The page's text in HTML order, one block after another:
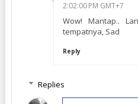
2:02:00 PM GMT+7
Wow! Mantap..
tempatnya, Sad
Reply
Replies